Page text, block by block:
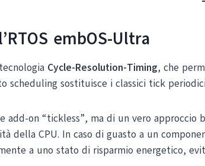
embOS-Ultra
Cycle-Resolution-Timing, che
scheduling sostituisce i classici tick
add-on “tickless”, ma di un vero
della CPU. In caso di guasto a un
a uno stato di risparmio energetico,